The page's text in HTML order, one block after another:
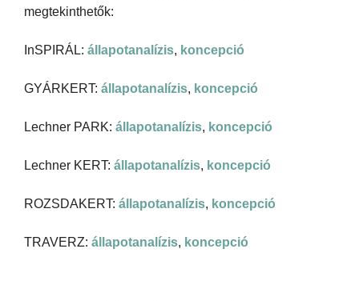
megtekinthetők:
InSPIRÁL: állapotanalízis, koncepció
GYÁRKERT: állapotanalízis, koncepció
Lechner PARK: állapotanalízis, koncepció
Lechner KERT: állapotanalízis, koncepció
ROZSDAKERT: állapotanalízis, koncepció
TRAVERZ: állapotanalízis, koncepció